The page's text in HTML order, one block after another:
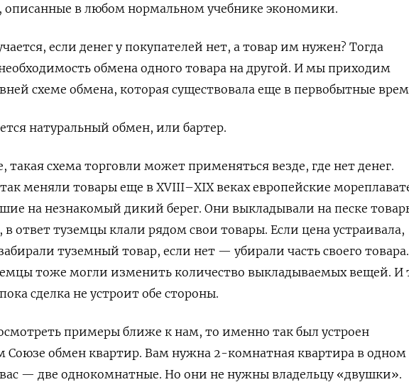
описанные в любом нормальном учебнике экономики.
если денег у покупателей нет, а товар им нужен? Тогда
обмена одного товара на другой. И мы приходим
схеме обмена, которая существовала еще в первобытные
натуральный обмен, или бартер.
такая схема торговли может применяться везде, где нет денег.
меняли товары еще в XVIII–XIX веках европейские
на незнакомый дикий берег. Они выкладывали на песке
в ответ туземцы клали рядом свои товары. Если цена устраивала,
туземный товар, если нет — убирали часть своего товара.
тоже могли изменить количество выкладываемых вещей. И
сделка не устроит обе стороны.
примеры ближе к нам, то именно так был устроен
Союзе обмен квартир. Вам нужна 2-комнатная квартира в одном
вас — две однокомнатные. Но они не нужны владельцу «двушки».